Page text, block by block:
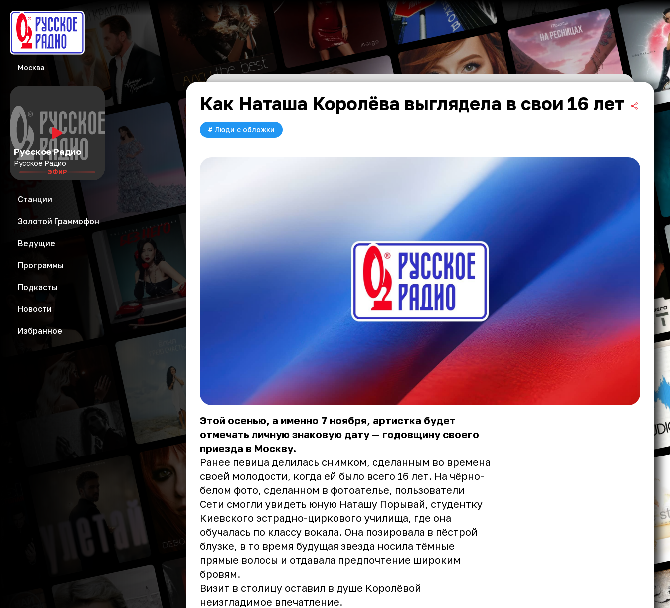
Москва
Русское Радио
Русское Радио
ЭФИР
Станции
Золотой Граммофон
Ведущие
Программы
Подкасты
Новости
Избранное
Как Наташа Королёва выглядела в свои 16 лет
# Люди с обложки
Этой осенью, а именно 7 ноября, артистка будет
отмечать личную знаковую дату — годовщину своего
приезда в Москву.
Ранее певица делилась снимком, сделанным во времена
своей молодости, когда ей было всего 16 лет. На чёрно-
белом фото, сделанном в фотоателье, пользователи
Сети смогли увидеть юную Наташу Порывай, студентку
Киевского эстрадно-циркового училища, где она
обучалась по классу вокала. Она позировала в пёстрой
блузке, в то время будущая звезда носила тёмные
прямые волосы и отдавала предпочтение широким
бровям.
Визит в столицу оставил в душе Королёвой
неизгладимое впечатление.